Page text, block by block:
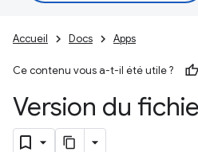
Accueil Docs Apps
Ce contenu vous a-t-il été utile ?
Version du